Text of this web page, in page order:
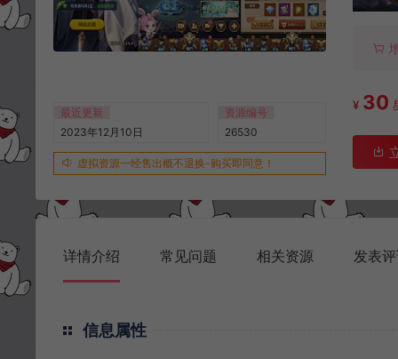
最近更新
2023年12月10日
资源编号
26530
虚拟资源一经售出概不退换-购买即同意！
¥ 30
详情介绍 常见问题 相关资源 发表
信息属性